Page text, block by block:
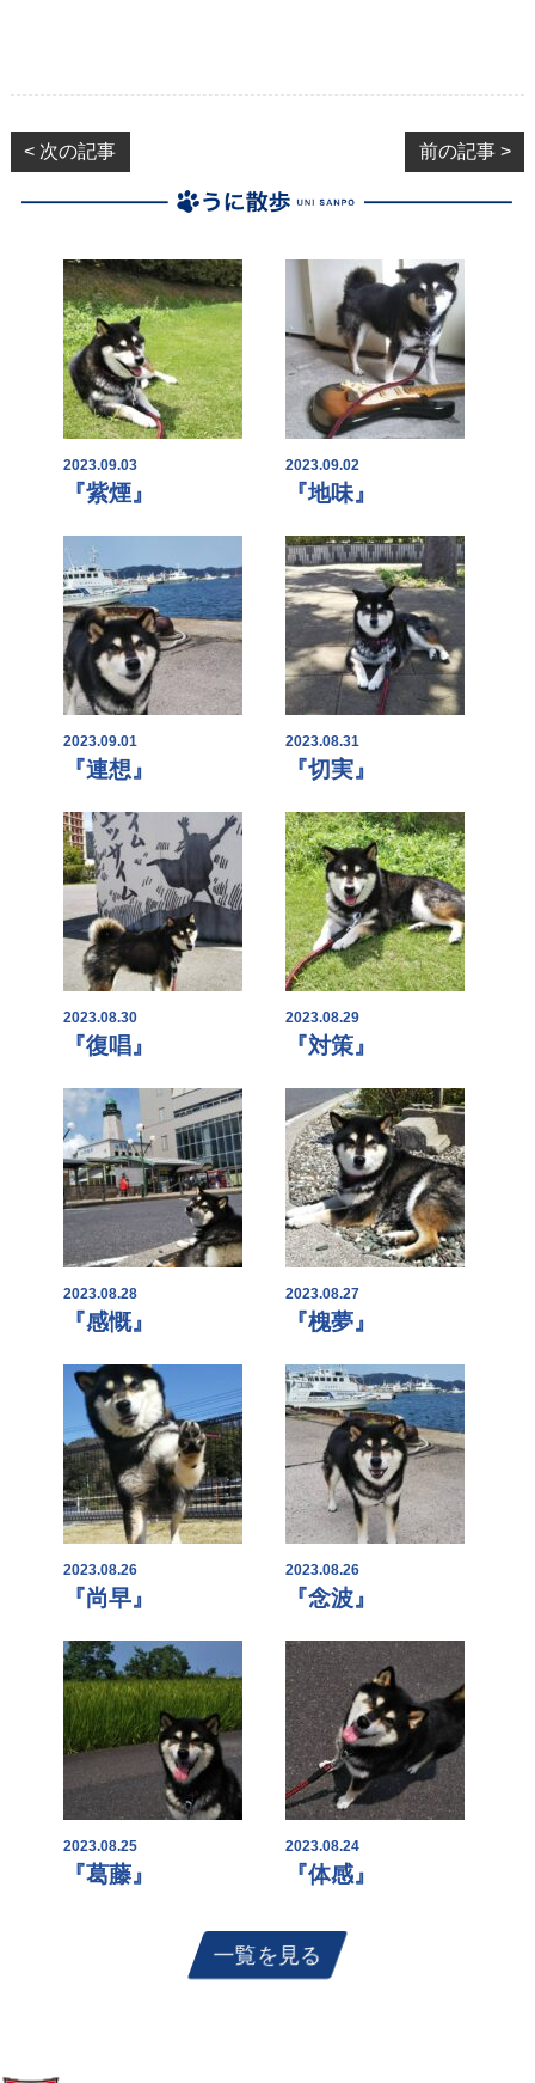
< 次の記事 前の記事 >
2023.09.03
『紫煙』
2023.09.02
『地味』
2023.09.01
『連想』
2023.08.31
『切実』
2023.08.30
『復唱』
2023.08.29
『対策』
2023.08.28
『感慨』
2023.08.27
『槐夢』
2023.08.26
『尚早』
2023.08.26
『念波』
2023.08.25
『葛藤』
2023.08.24
『体感』
一覧を見る